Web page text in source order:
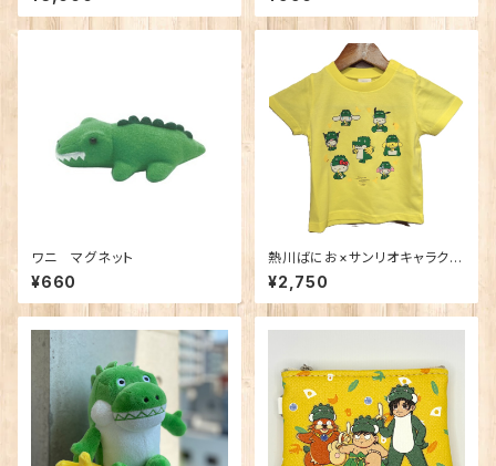
ワニ マグネット
¥660
熱川ばにお×サンリオキャラクタ
ーズ コラボＴシャツ キッズサ
イズ
¥2,750